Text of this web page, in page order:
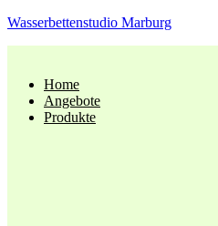
Wasserbettenstudio Marburg
Home
Angebote
Produkte